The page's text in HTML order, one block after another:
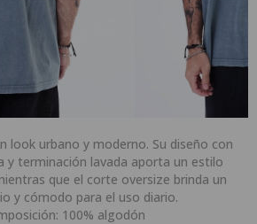
look urbano y moderno. Su diseño con
y terminación lavada aporta un estilo
que el corte oversize brinda un
y cómodo para el uso diario.
100% algodón